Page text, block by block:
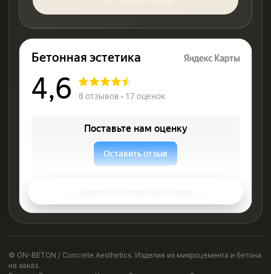
© ON-BETON / Concrete Aesthetics. Изделия из микроцемента и бетона
на заказ.